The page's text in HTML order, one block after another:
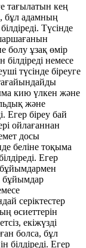
тағылатын кең
бұл адамның
Түсінде
болу ұзақ өмір
білдіреді немесе
түсінде біреуге
кию үлкен және
және
Егер біреу бай
ойлағаннан
досы
беліне тоқыма
Егер
бұйымдармен
бұйымдар
серіктестер
өсиеттерін
екіжүзді
болса, бұл
білдіреді. Егер